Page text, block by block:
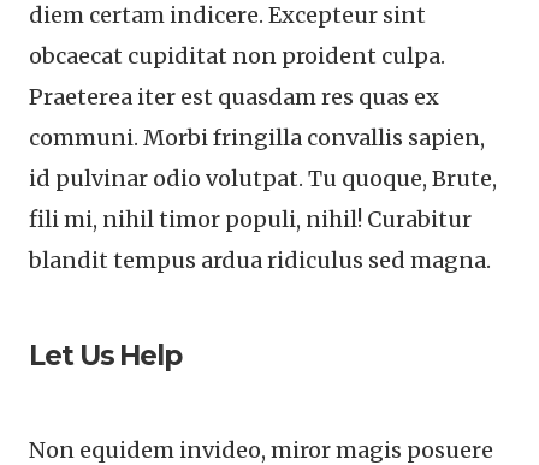
diem certam indicere. Excepteur sint
obcaecat cupiditat non proident culpa.
Praeterea iter est quasdam res quas ex
communi. Morbi fringilla convallis sapien,
id pulvinar odio volutpat. Tu quoque, Brute,
fili mi, nihil timor populi, nihil! Curabitur
blandit tempus ardua ridiculus sed magna.
Let Us Help
Non equidem invideo, miror magis posuere